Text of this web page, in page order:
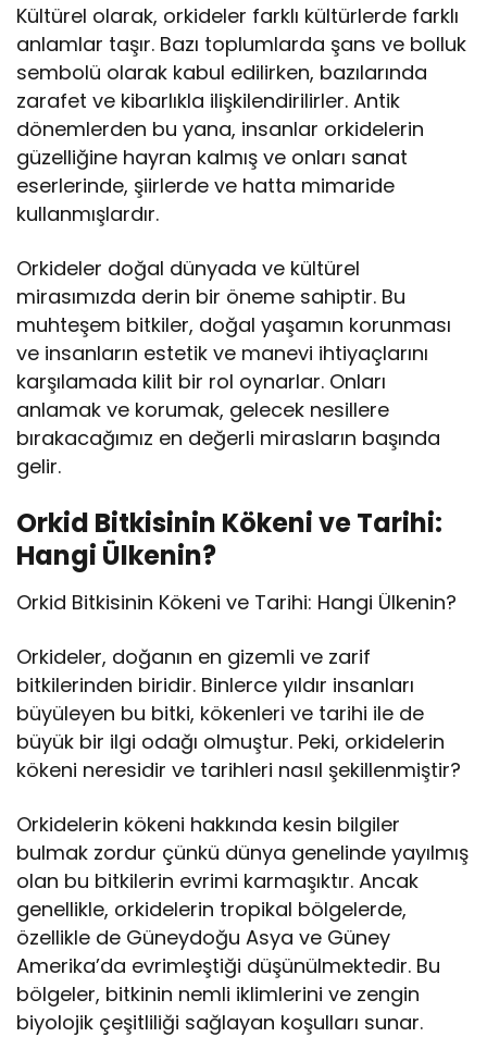
Kültürel olarak, orkideler farklı kültürlerde farklı
anlamlar taşır. Bazı toplumlarda şans ve bolluk
sembolü olarak kabul edilirken, bazılarında
zarafet ve kibarlıkla ilişkilendirilirler. Antik
dönemlerden bu yana, insanlar orkidelerin
güzelliğine hayran kalmış ve onları sanat
eserlerinde, şiirlerde ve hatta mimaride
kullanmışlardır.
Orkideler doğal dünyada ve kültürel
mirasımızda derin bir öneme sahiptir. Bu
muhteşem bitkiler, doğal yaşamın korunması
ve insanların estetik ve manevi ihtiyaçlarını
karşılamada kilit bir rol oynarlar. Onları
anlamak ve korumak, gelecek nesillere
bırakacağımız en değerli mirasların başında
gelir.
Orkid Bitkisinin Kökeni ve Tarihi:
Hangi Ülkenin?
Orkid Bitkisinin Kökeni ve Tarihi: Hangi Ülkenin?
Orkideler, doğanın en gizemli ve zarif
bitkilerinden biridir. Binlerce yıldır insanları
büyüleyen bu bitki, kökenleri ve tarihi ile de
büyük bir ilgi odağı olmuştur. Peki, orkidelerin
kökeni neresidir ve tarihleri nasıl şekillenmiştir?
Orkidelerin kökeni hakkında kesin bilgiler
bulmak zordur çünkü dünya genelinde yayılmış
olan bu bitkilerin evrimi karmaşıktır. Ancak
genellikle, orkidelerin tropikal bölgelerde,
özellikle de Güneydoğu Asya ve Güney
Amerika’da evrimleştiği düşünülmektedir. Bu
bölgeler, bitkinin nemli iklimlerini ve zengin
biyolojik çeşitliliği sağlayan koşulları sunar.